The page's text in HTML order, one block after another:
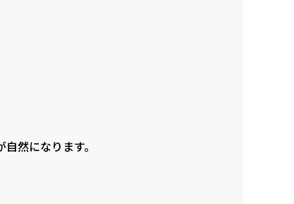
然になります。